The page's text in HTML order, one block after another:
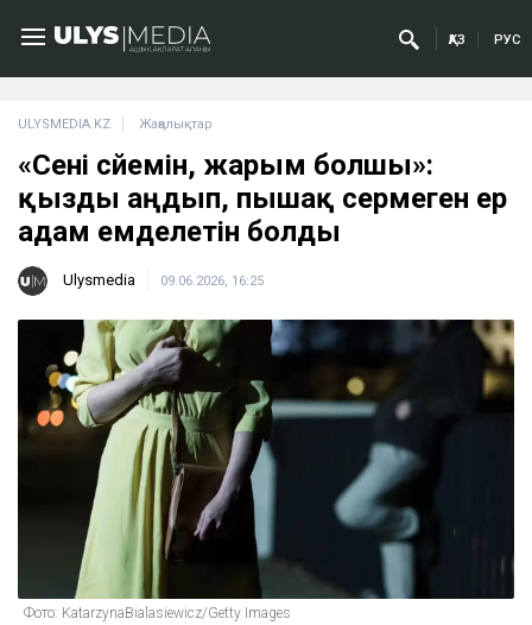
ҚАЗ РУС
ULYSMEDIA.KZ Жаңалықтар
«Сені сүйемін, жарым болшы»:
қызды аңдып, пышақ сермеген ер
адам емделетін болды
Ulysmedia 09.06.2026, 16:25
Фото: KatarzynaBialasiewicz/Getty Images